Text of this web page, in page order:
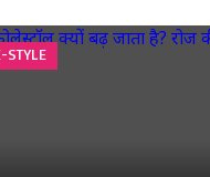
STYLE